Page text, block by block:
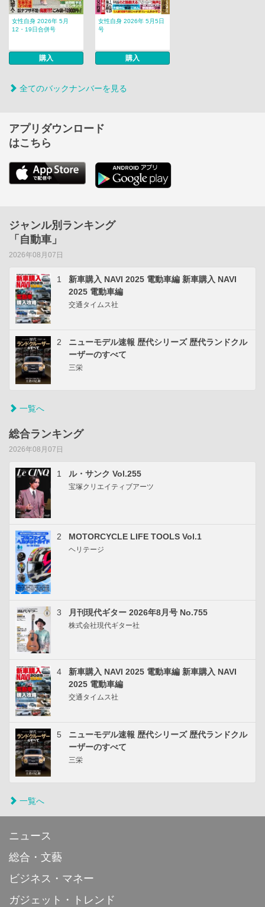
女性自身 2026年 5月
12・19日合併号
購入
女性自身 2026年 5月5日
号
購入
全てのバックナンバーを見る
アプリダウンロード
はこちら
ジャンル別ランキング
「自動車」
2026年08月07日
1
新車購入 NAVI 2025 電動車編 新車購入 NAVI
2025 電動車編
交通タイムス社
2
ニューモデル速報 歴代シリーズ 歴代ランドクル
ーザーのすべて
三栄
一覧へ
総合ランキング
2026年08月07日
1 ル・サンク Vol.255
宝塚クリエイティブアーツ
2 MOTORCYCLE LIFE TOOLS Vol.1
ヘリテージ
3 月刊現代ギター 2026年8月号 No.755
株式会社現代ギター社
4
新車購入 NAVI 2025 電動車編 新車購入 NAVI
2025 電動車編
交通タイムス社
5
ニューモデル速報 歴代シリーズ 歴代ランドクル
ーザーのすべて
三栄
一覧へ
ニュース
総合・文藝
ビジネス・マネー
ガジェット・トレンド